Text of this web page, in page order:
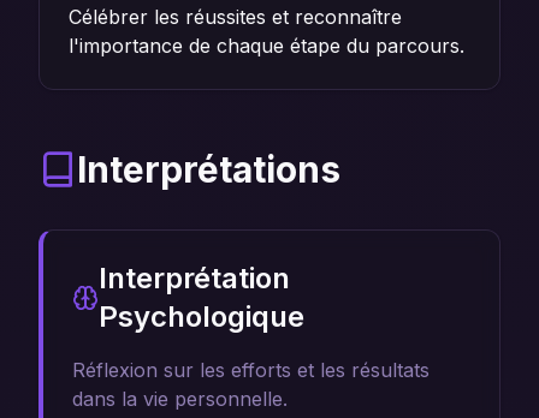
Célébrer les réussites et reconnaître
l'importance de chaque étape du parcours.
Interprétations
Interprétation
Psychologique
Réflexion sur les efforts et les résultats
dans la vie personnelle.